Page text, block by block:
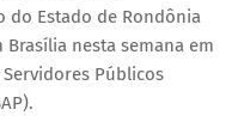
do Estado de Rondônia
Brasília nesta semana em
Públicos